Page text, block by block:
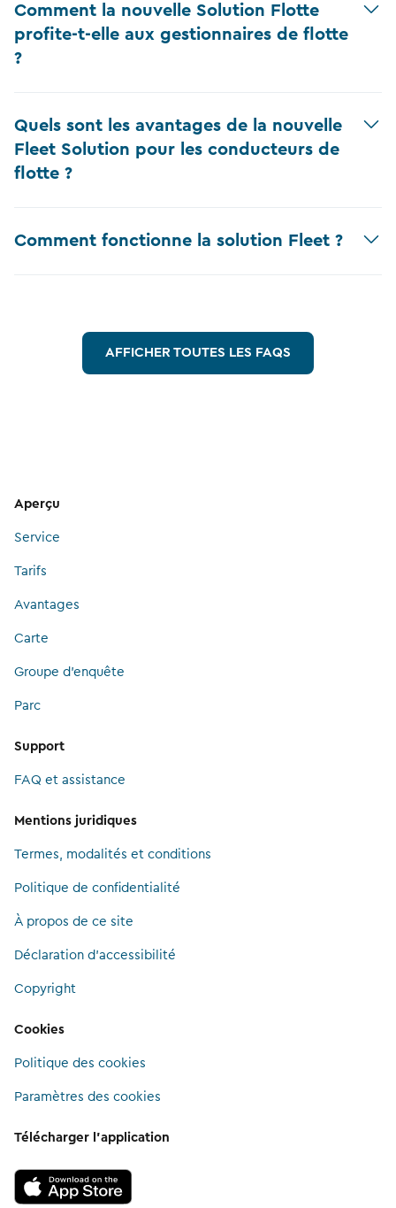
Comment la nouvelle Solution Flotte
profite-t-elle aux gestionnaires de flotte
?
Quels sont les avantages de la nouvelle
Fleet Solution pour les conducteurs de
flotte ?
Comment fonctionne la solution Fleet ?
AFFICHER TOUTES LES FAQS
Aperçu
Service
Tarifs
Avantages
Carte
Groupe d’enquête
Parc
Support
FAQ et assistance
Mentions juridiques
Termes, modalités et conditions
Politique de confidentialité
À propos de ce site
Déclaration d'accessibilité
Copyright
Cookies
Politique des cookies
Paramètres des cookies
Télécharger l’application